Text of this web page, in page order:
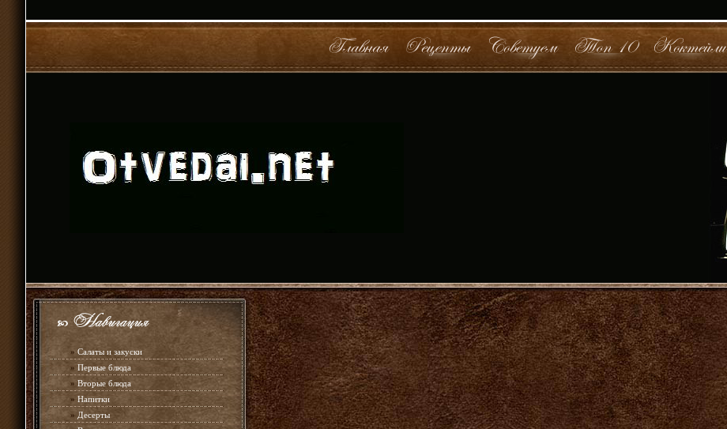
» Салаты и закуски
» Первые блюда
» Вторые блюда
» Напитки
»Десерты